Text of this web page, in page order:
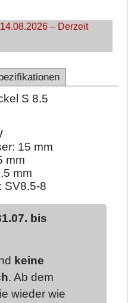
– Derzeit
S 8.5
15 mm
mm
mm
SV8.5-8
bis
keine
. Ab dem
wieder wie